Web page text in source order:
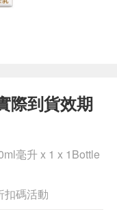
際到貨效期
毫升 x 1 x 1Bottle
扣碼活動